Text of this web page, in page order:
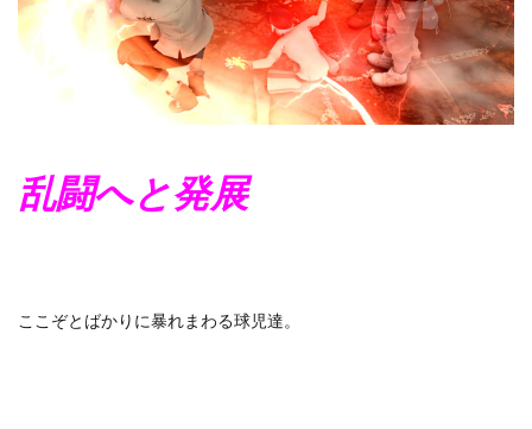
乱闘へと発展
ここぞとばかりに暴れまわる球児達。